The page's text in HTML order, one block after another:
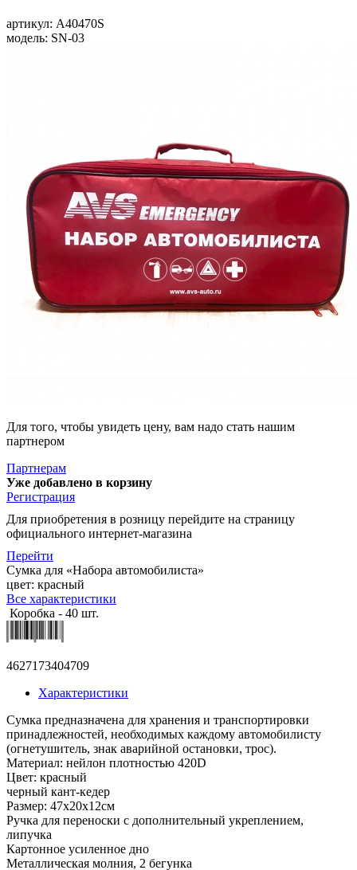
артикул: A40470S
модель: SN-03
Для того, чтобы увидеть цену, вам надо стать нашим
партнером
Партнерам
Уже добавлено в корзину
Регистрация
Для приобретения в розницу перейдите на страницу
официального интернет-магазина
Перейти
Сумка для «Набора автомобилиста»
цвет: красный
Все характеристики
Коробка - 40 шт.
4627173404709
Характеристики
Сумка предназначена для хранения и транспортировки
принадлежностей, необходимых каждому автомобилисту
(огнетушитель, знак аварийной остановки, трос).
Материал: нейлон плотностью 420D
Цвет: красный
черный кант-кедер
Размер: 47x20x12см
Ручка для переноски с дополнительный укреплением,
липучка
Картонное усиленное дно
Металлическая молния, 2 бегунка